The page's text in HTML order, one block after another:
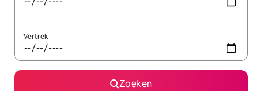
Vertrek
Zoeken